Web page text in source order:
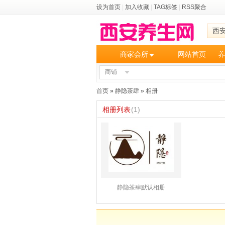
设为首页 加入收藏 TAG标签 RSS聚合
西
商家会所 网站首页
商铺
首页 » 静隐茶肆 » 相册
相册列表(1)
静隐茶肆默认相册